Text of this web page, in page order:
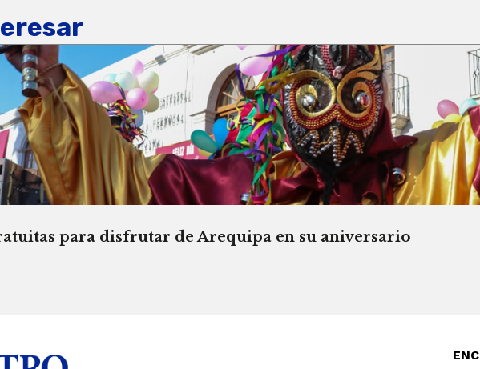
para disfrutar de Arequipa en su aniversario